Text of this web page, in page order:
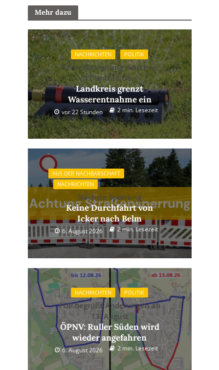
Mehr dazu
NACHRICHTEN POLITIK
Keine Beregnung zwischen
12 und 18 Uhr
Landkreis grenzt
Wasserentnahme ein
vor 22 Stunden 2 min. Lesezeit
AUS DER NACHBARSCHAFT
NACHRICHTEN
Nächste Sperrung
Keine Durchfahrt von
Icker nach Belm
6. August 2026 2 min. Lesezeit
NACHRICHTEN POLITIK
FDP begrüßt Änderungen ab
13. August
ÖPNV: Ruller Süden wird
wieder angefahren
6. August 2026 2 min. Lesezeit